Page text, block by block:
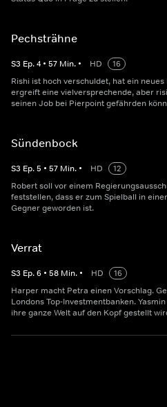
Pechsträhne
S3 Ep.4 • 57 Min. • HD
16
Rishi ist hoch verschuldet, hat ein
ergreift eine vielversprechende, aber
seinen Job bei Pierpoint gefährden
Sündenbock
S3 Ep.5 • 57 Min. • HD
12
Robert soll vor einem
feststellen, dass er zum Spielball in
Gegner geworden ist.
Verrat
S3 Ep.6 • 58 Min. • HD
16
Harper macht Petra einen Vorschlag.
Londons Top-Investmentbanken.
ihre ganze Welt auf den Kopf gestellt